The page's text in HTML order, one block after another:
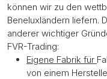
können wir zu den
Beneluxländern liefern.
anderer wichtiger
FVR-Trading:
Eigene Fabrik für
von einem